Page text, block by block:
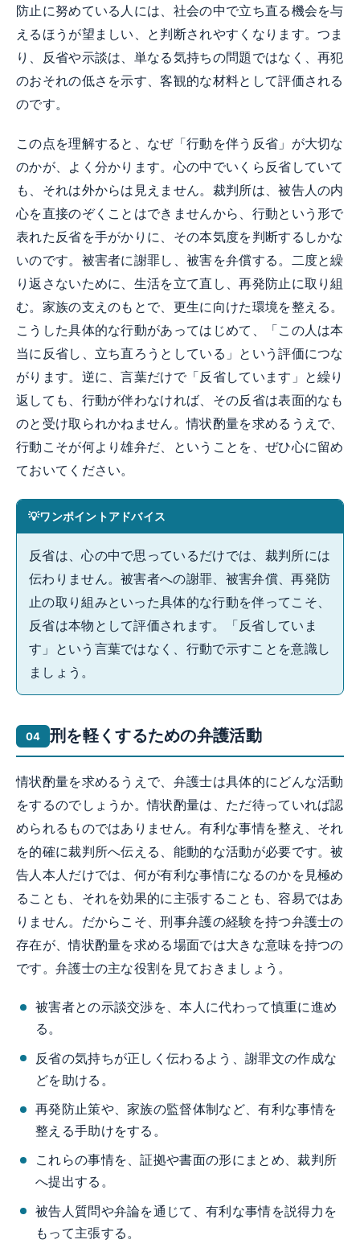
防止に努めている人には、社会の中で立ち直る機会を与
えるほうが望ましい、と判断されやすくなります。つま
り、反省や示談は、単なる気持ちの問題ではなく、再犯
のおそれの低さを示す、客観的な材料として評価される
のです。
この点を理解すると、なぜ「行動を伴う反省」が大切な
のかが、よく分かります。心の中でいくら反省していて
も、それは外からは見えません。裁判所は、被告人の内
心を直接のぞくことはできませんから、行動という形で
表れた反省を手がかりに、その本気度を判断するしかな
いのです。被害者に謝罪し、被害を弁償する。二度と繰
り返さないために、生活を立て直し、再発防止に取り組
む。家族の支えのもとで、更生に向けた環境を整える。
こうした具体的な行動があってはじめて、「この人は本
当に反省し、立ち直ろうとしている」という評価につな
がります。逆に、言葉だけで「反省しています」と繰り
返しても、行動が伴わなければ、その反省は表面的なも
のと受け取られかねません。情状酌量を求めるうえで、
行動こそが何より雄弁だ、ということを、ぜひ心に留め
ておいてください。
ワンポイントアドバイス
反省は、心の中で思っているだけでは、裁判所には
伝わりません。被害者への謝罪、被害弁償、再発防
止の取り組みといった具体的な行動を伴ってこそ、
反省は本物として評価されます。「反省していま
す」という言葉ではなく、行動で示すことを意識し
ましょう。
刑を軽くするための弁護活動
情状酌量を求めるうえで、弁護士は具体的にどんな活動
をするのでしょうか。情状酌量は、ただ待っていれば認
められるものではありません。有利な事情を整え、それ
を的確に裁判所へ伝える、能動的な活動が必要です。被
告人本人だけでは、何が有利な事情になるのかを見極め
ることも、それを効果的に主張することも、容易ではあ
りません。だからこそ、刑事弁護の経験を持つ弁護士の
存在が、情状酌量を求める場面では大きな意味を持つの
です。弁護士の主な役割を見ておきましょう。
被害者との示談交渉を、本人に代わって慎重に進め
る。
反省の気持ちが正しく伝わるよう、謝罪文の作成な
どを助ける。
再発防止策や、家族の監督体制など、有利な事情を
整える手助けをする。
これらの事情を、証拠や書面の形にまとめ、裁判所
へ提出する。
被告人質問や弁論を通じて、有利な事情を説得力を
もって主張する。